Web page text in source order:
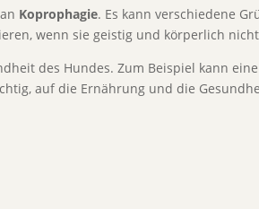
Koprophagie. Es kann verschiedene
wenn sie geistig und körperlich
des Hundes. Zum Beispiel kann
auf die Ernährung und die